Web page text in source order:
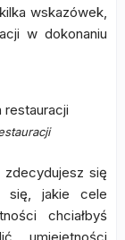
wskazówek,
w dokonaniu
się
się, jakie cele
chciałbyś